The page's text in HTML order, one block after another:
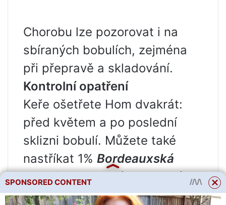
Chorobu lze pozorovat i na
sbíraných bobulích, zejména
při přepravě a skladování.
Kontrolní opatření
Keře ošetřete Hom dvakrát:
před květem a po poslední
sklizni bobulí. Můžete také
nastříkat 1% Bordeauxská
kapalinave stejných obdobích.
Pokud je zjištěna černá
SPONSORED CONTENT